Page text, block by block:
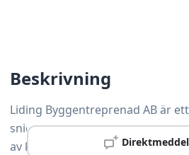
Beskrivning
Liding Byggentreprenad AB är
snickeriföretag verksamt i
av kvalitetsarbete och nöjda